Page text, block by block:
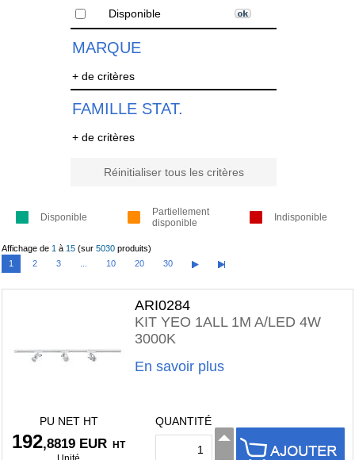
Disponible
MARQUE
+ de critères
FAMILLE STAT.
+ de critères
Réinitialiser tous les critères
Disponible
Partiellement
disponible
Indisponible
Affichage de 1 à 15 (sur 5030 produits)
1
2 3 10 20 30
ARI0284
KIT YEO 1ALL 1M A/LED 4W
3000K
En savoir plus
PU NET HT
192,8819 EUR
HT
QUANTITÉ